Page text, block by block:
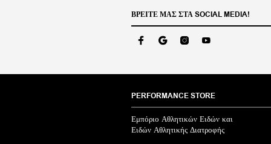
σελίδα
του
προϊόντος
ΒΡΕΊΤΕ ΜΑΣ ΣΤΑ SOCIAL MEDIA!
PERFORMANCE STORE
Εμπόριο Αθλητικών Ειδών και
Ειδών Αθλητικής Διατροφής